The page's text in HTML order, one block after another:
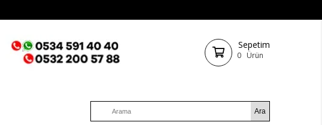
Sepetim
0 Ürün